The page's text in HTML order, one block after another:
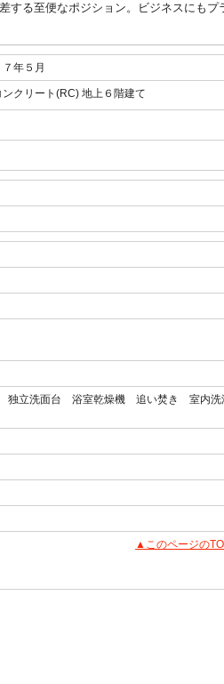
する至便なポジション。ビジネスにもプ
７年５月
ンクリート(RC) 地上６階建て
独立洗面台 浴室乾燥機 追い焚き 室内洗
▲このページの